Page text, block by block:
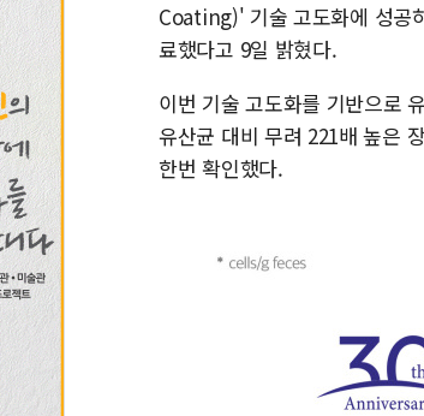
Coating)' 기술 고도화에 성공
료했다고 9일 밝혔다.
이번 기술 고도화를 기반으로
유산균 대비 무려 221배 높은
한번 확인했다.